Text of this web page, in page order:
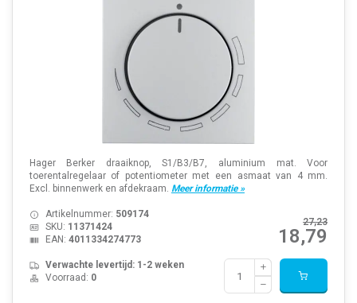
Hager Berker draaiknop, S1/B3/B7, aluminium mat. Voor
toerentalregelaar of potentiometer met een asmaat van 4 mm.
Excl. binnenwerk en afdekraam. Meer informatie »
27,23
18,79
Artikelnummer: 509174
SKU: 11371424
EAN: 4011334274773
Verwachte levertijd: 1-2 weken
Voorraad: 0